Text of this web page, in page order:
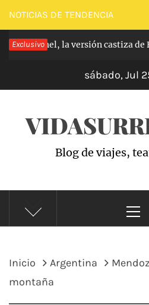
Saltar
al
contenido
NOTICIAS DE TENDENCIA
Exclusivo la versión castiza de
sábado, Jul
Blog de viajes,
Inicio Argentina
montaña